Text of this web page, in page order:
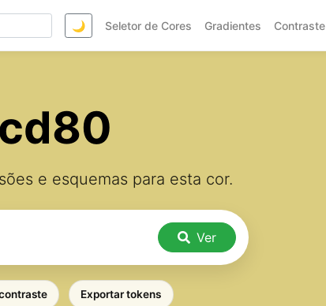
🌙 Seletor de Cores Gradientes Contraste
e esquemas para esta cor.
Ver
Exportar tokens